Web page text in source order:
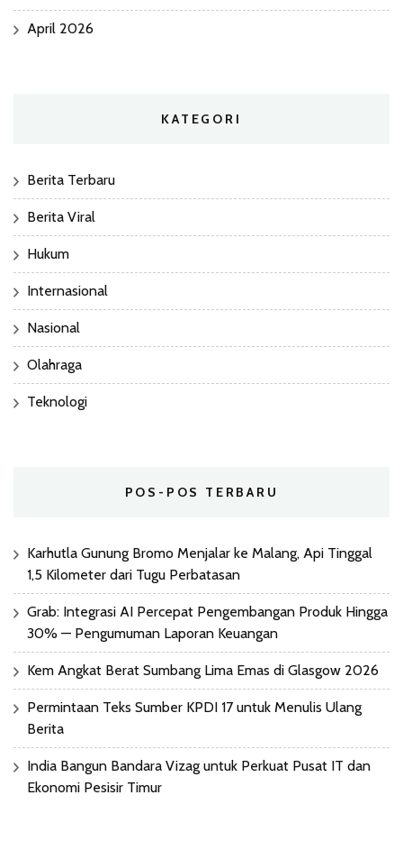
April 2026
KATEGORI
Berita Terbaru
Berita Viral
Hukum
Internasional
Nasional
Olahraga
Teknologi
POS-POS TERBARU
Karhutla Gunung Bromo Menjalar ke Malang, Api Tinggal
1,5 Kilometer dari Tugu Perbatasan
Grab: Integrasi AI Percepat Pengembangan Produk Hingga
30% — Pengumuman Laporan Keuangan
Kem Angkat Berat Sumbang Lima Emas di Glasgow 2026
Permintaan Teks Sumber KPDI 17 untuk Menulis Ulang
Berita
India Bangun Bandara Vizag untuk Perkuat Pusat IT dan
Ekonomi Pesisir Timur